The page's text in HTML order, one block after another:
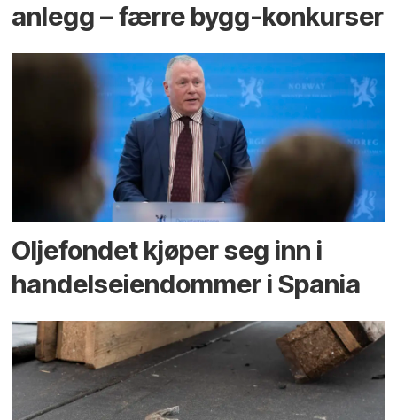
anlegg – færre bygg-konkurser
Oljefondet kjøper seg inn i
handels­eiendommer i Spania